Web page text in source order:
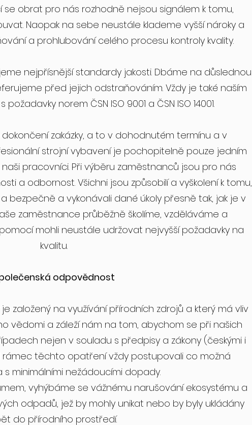
se obrat pro nás rozhodně nejsou signálem k tomu,
Naopak na sebe neustále klademe vyšší nároky a
a prohlubování celého procesu kontroly kvality.
nejpřísnější standardy jakosti. Dbáme na důslednou
před jejich odstraňováním. Vždy je také naším
norem ČSN ISO 9001 a ČSN ISO 14001.
zakázky, a to v dohodnutém termínu a v
strojní vybavení je pochopitelně pouze jedním
naši pracovníci. Při výběru zaměstnanců jsou pro nás
a odbornost. Všichni jsou způsobilí a vyškolení k tomu,
bezpečně a vykonávali dané úkoly přesně tak, jak je v
zaměstnance průběžně školíme, vzděláváme a
mohli neustále udržovat nejvyšší požadavky na
kvalitu.
odpovědnost
založený na využívání přírodních zdrojů a který má vliv
vědomi a záleží nám na tom, abychom se při našich
nejen v souladu s předpisy a zákony (českými i
rámec těchto opatření vždy postupovali co možná
s minimálními nežádoucími dopady.
vyhýbáme se vážnému narušování ekosystému a
odpadů, jež by mohly unikat nebo by byly ukládány
do přírodního prostředí.